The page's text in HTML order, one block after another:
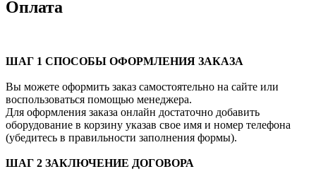
Оплата
ШАГ 1 СПОСОБЫ ОФОРМЛЕНИЯ ЗАКАЗА
Вы можете оформить заказ самостоятельно на сайте или
воспользоваться помощью менеджера.
Для оформления заказа онлайн достаточно добавить
оборудование в корзину указав свое имя и номер телефона
(убедитесь в правильности заполнения формы).
ШАГ 2 ЗАКЛЮЧЕНИЕ ДОГОВОРА